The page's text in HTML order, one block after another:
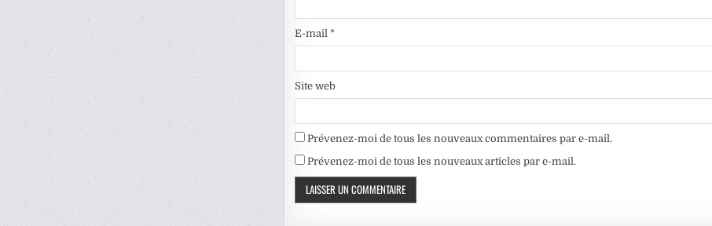
E-mail *
Site web
Prévenez-moi de tous les nouveaux commentaires par e-mail.
Prévenez-moi de tous les nouveaux articles par e-mail.